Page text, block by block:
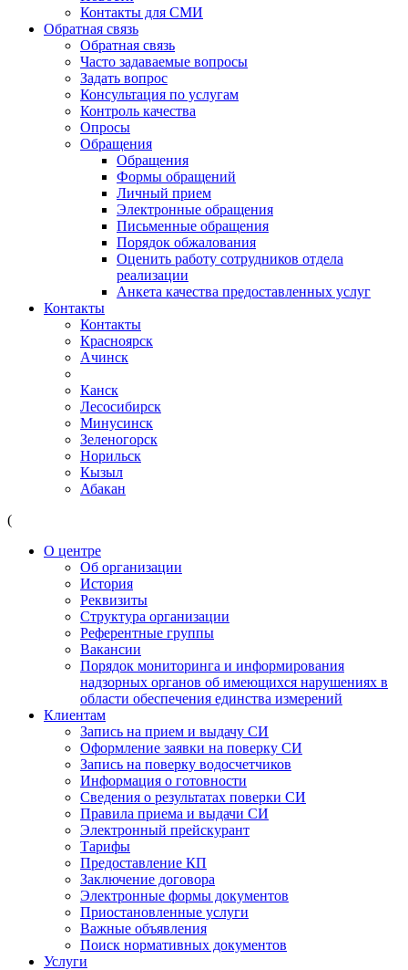
Контакты для СМИ
Обратная связь
Обратная связь
Часто задаваемые вопросы
Задать вопрос
Консультация по услугам
Контроль качества
Опросы
Обращения
Обращения
Формы обращений
Личный прием
Электронные обращения
Письменные обращения
Порядок обжалования
Оценить работу сотрудников отдела
реализации
Анкета качества предоставленных услуг
Контакты
Контакты
Красноярск
Ачинск
Канск
Лесосибирск
Минусинск
Зеленогорск
Норильск
Кызыл
Абакан
(
О центре
Об организации
История
Реквизиты
Структура организации
Референтные группы
Вакансии
Порядок мониторинга и информирования
надзорных органов об имеющихся нарушениях в
области обеспечения единства измерений
Клиентам
Запись на прием и выдачу СИ
Оформление заявки на поверку СИ
Запись на поверку водосчетчиков
Информация о готовности
Сведения о результатах поверки СИ
Правила приема и выдачи СИ
Электронный прейскурант
Тарифы
Предоставление КП
Заключение договора
Электронные формы документов
Приостановленные услуги
Важные объявления
Поиск нормативных документов
Услуги